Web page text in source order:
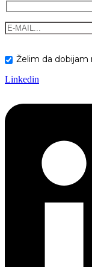
Želim da dobijam
Linkedin